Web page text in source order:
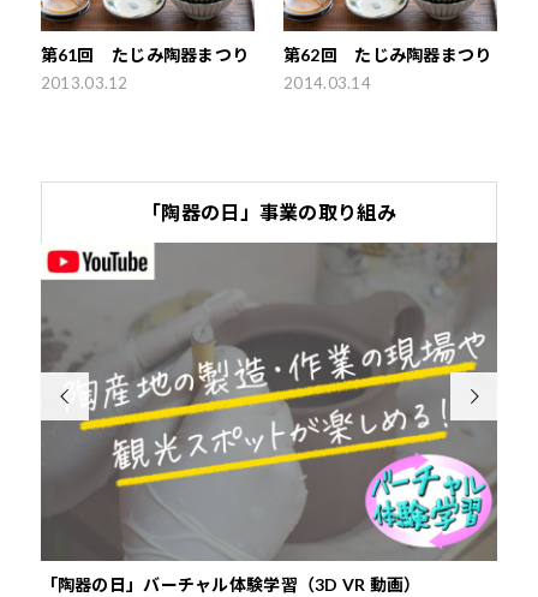
第61回 たじみ陶器まつり
2013.03.12
第62回 たじみ陶器まつり
2014.03.14
「陶器の日」事業の取り組み

「陶器の日」バーチャル体験学習（3D VR 動画）
